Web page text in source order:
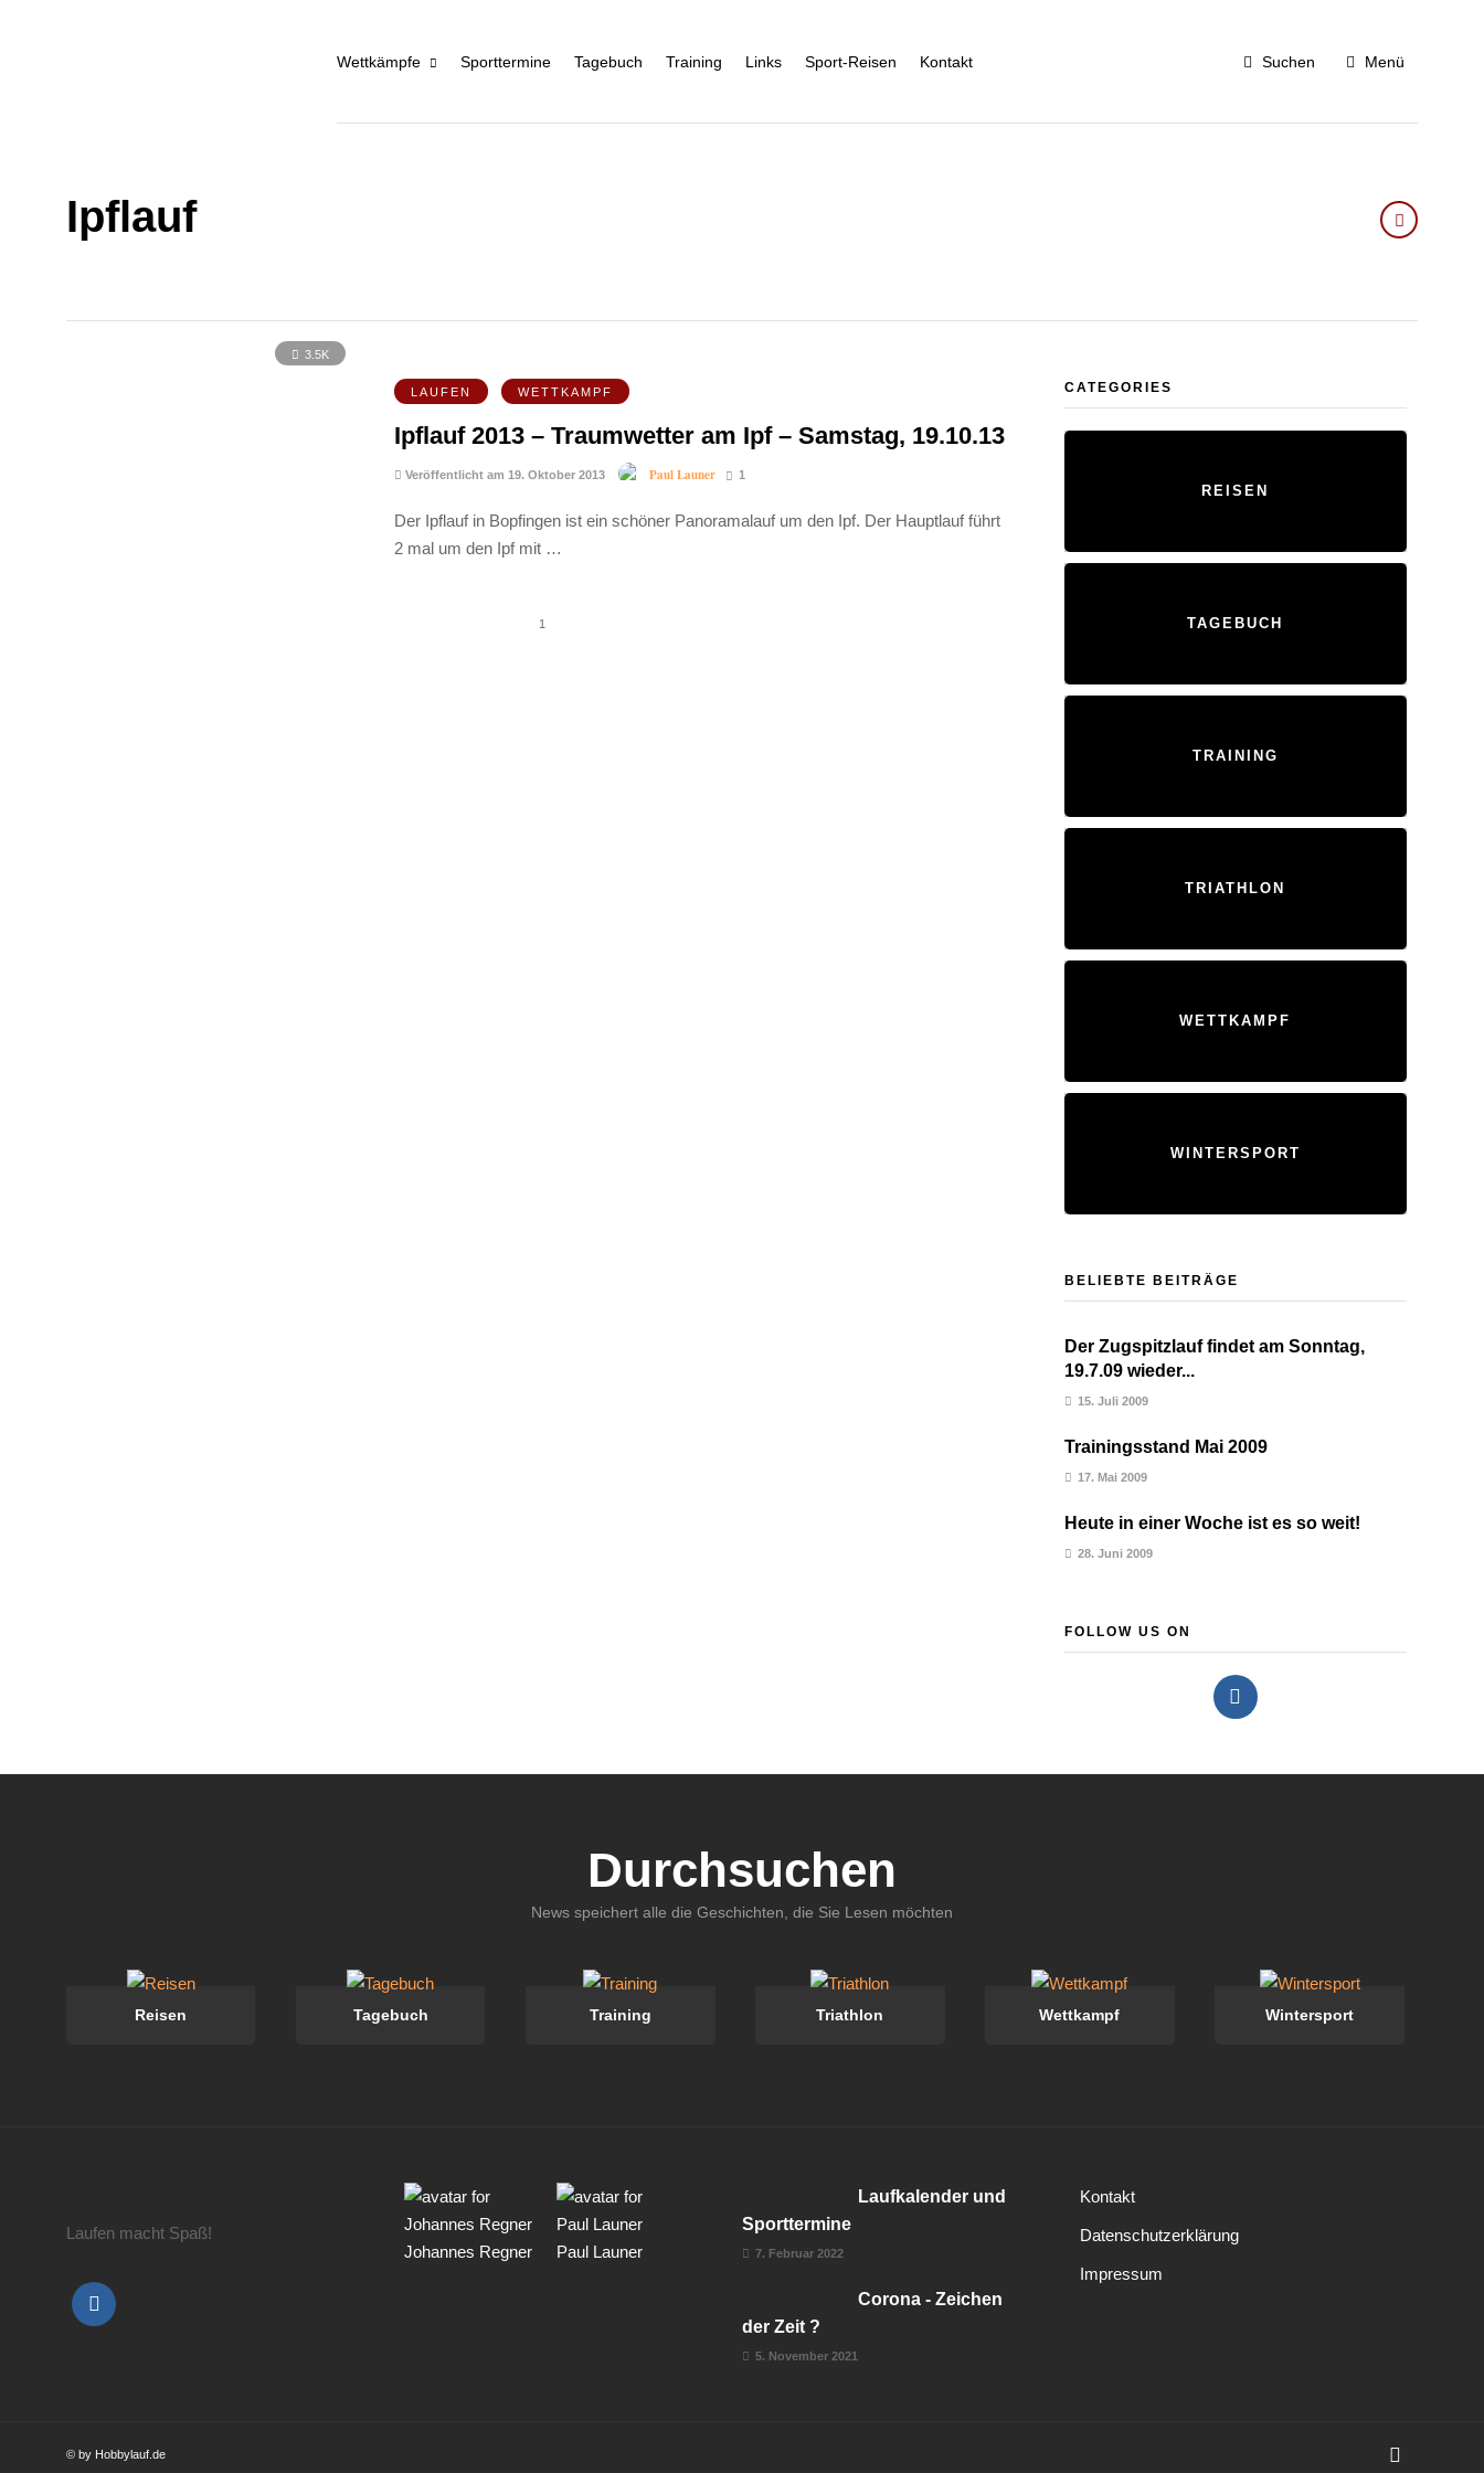
Wettkämpfe Sporttermine Tagebuch Training Links Sport-Reisen Kontakt Suchen Menü
Ipflauf
3.5K
LAUFEN WETTKAMPF
Ipflauf 2013 – Traumwetter am Ipf – Samstag, 19.10.13
Veröffentlicht am 19. Oktober 2013 Paul Launer 1
Der Ipflauf in Bopfingen ist ein schöner Panoramalauf um den Ipf. Der Hauptlauf führt
2 mal um den Ipf mit …
1
CATEGORIES
REISEN
TAGEBUCH
TRAINING
TRIATHLON
WETTKAMPF
WINTERSPORT
BELIEBTE BEITRÄGE
Der Zugspitzlauf findet am Sonntag,
19.7.09 wieder...
15. Juli 2009
Trainingsstand Mai 2009
17. Mai 2009
Heute in einer Woche ist es so weit!
28. Juni 2009
FOLLOW US ON
Durchsuchen
News speichert alle die Geschichten, die Sie Lesen möchten
Reisen Tagebuch Training Triathlon Wettkampf Wintersport
Laufen macht Spaß!
Johannes Regner
Paul Launer
Laufkalender und
Sporttermine
7. Februar 2022
Corona - Zeichen
der Zeit ?
5. November 2021
Kontakt
Datenschutzerklärung
Impressum
© by Hobbylauf.de